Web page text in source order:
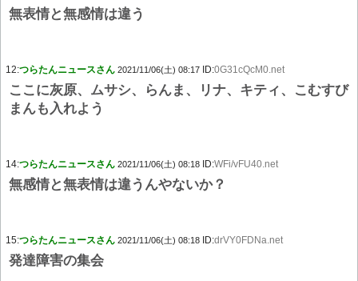
無表情と無感情は違う
12:つらたんニュースさん 2021/11/06(土) 08:17 ID:0G31cQcM0.net
ここに灰原、ムサシ、らんま、リナ、キティ、こむすび
まんも入れよう
14:つらたんニュースさん 2021/11/06(土) 08:18 ID:WFi/vFU40.net
無感情と無表情は違うんやないか？
15:つらたんニュースさん 2021/11/06(土) 08:18 ID:drVY0FDNa.net
発達障害の集会